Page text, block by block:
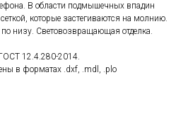
В области подмышечных впадин
которые застегиваются на молнию.
низу. Световозвращающая отделка.
12.4.280-2014.
в форматах .dxf, .mdl, .plo